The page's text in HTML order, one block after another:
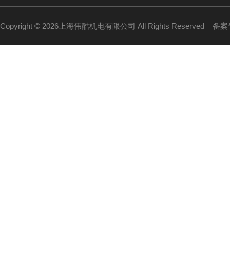
Copyright © 2026上海伟酷机电有限公司 All Rights Reserved 备案